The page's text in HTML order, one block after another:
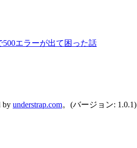
エラーが出て困った話
by understrap.com。(バージョン: 1.0.1)